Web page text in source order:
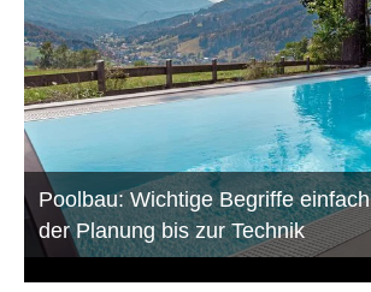
Poolbau: Wichtige Begriffe
der Planung bis zur Technik